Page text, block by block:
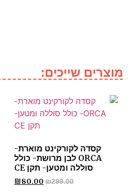
מוצרים שייכים:
קסדה לקורקינט מוארת-
ORCA לבן מרושת- כולל
סוללה ומטען- תקן CE
₪299.00
₪80.00